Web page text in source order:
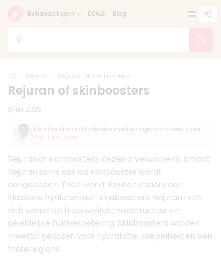
Behandelingen DEALS Blog
Home
Rejuran Rejuran Of Skinboosters
Rejuran of skinboosters
8 juli 2026
De inhoud van dit artikel is medisch gecontroleerd door:
Drs. Talat Kara
Rejuran of skinboosters kiezen is verwarrend, omdat
Rejuran soms ook als skinbooster wordt
aangeboden. Toch werkt Rejuran anders dan
klassieke hyaluronzuur-skinboosters. Rejuran richt
zich vooral op huidkwaliteit, huidstructuur en
geleidelijke huidverbetering. Skinboosters worden
meestal gekozen voor hydratatie, soepelheid en een
frissere glans.